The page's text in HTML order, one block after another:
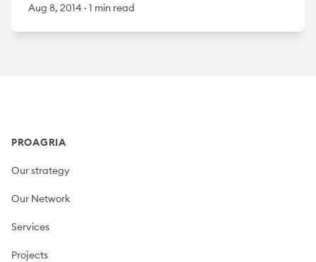
Aug 8, 2014 · 1 min read
PROAGRIA
Our strategy
Our Network
Services
Projects